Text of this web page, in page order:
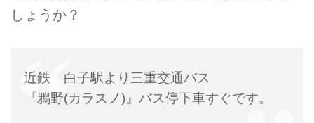
しょうか？
近鉄 白子駅より三重交通バス
『鴉野(カラスノ)』バス停下車すぐです。